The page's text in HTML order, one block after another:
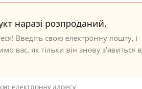
наразі розпроданий.
Введіть свою електронну пошту, і
вас, як тільки він знову з’явиться в